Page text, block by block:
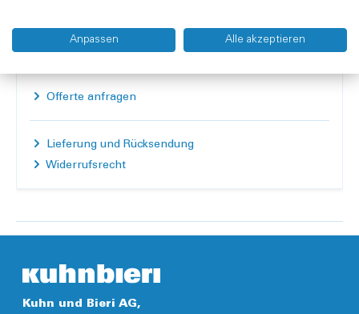
Merken
Offerte anfragen
Lieferung und Rücksendung
Widerrufsrecht
Kuhn und Bieri AG,
Anpassen Alle akzeptieren